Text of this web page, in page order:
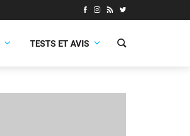
TESTS ET AVIS